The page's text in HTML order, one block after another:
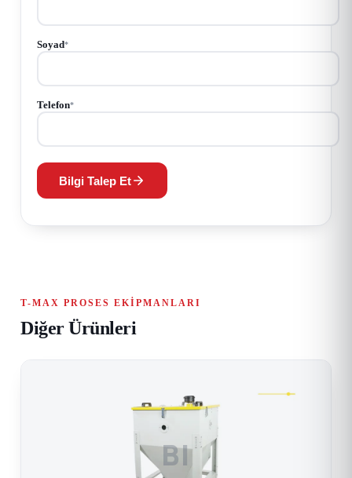
Soyad*
Telefon*
Bilgi Talep Et
T-MAX PROSES EKIPMANLARI
Diğer Ürünleri
BI